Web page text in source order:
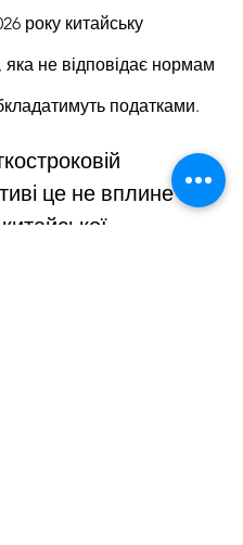
року китайську
яка не відповідає нормам
податками.
це не вплине на